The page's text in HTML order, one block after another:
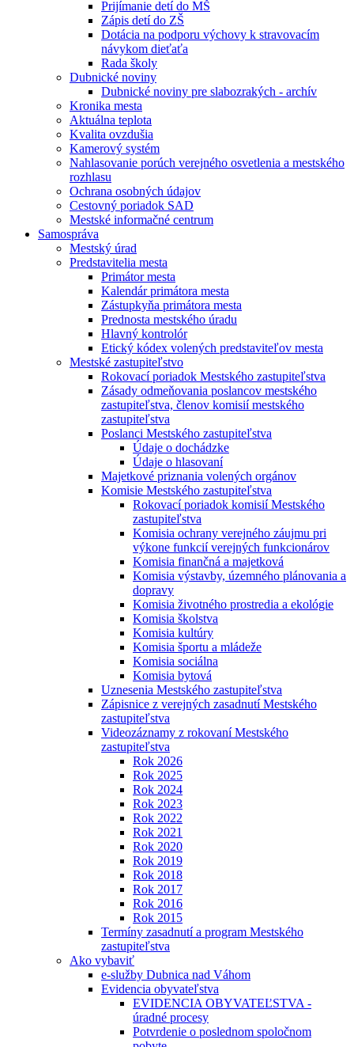
Prijímanie detí do MŠ
Zápis detí do ZŠ
Dotácia na podporu výchovy k stravovacím
návykom dieťaťa
Rada školy
Dubnické noviny
Dubnické noviny pre slabozrakých - archív
Kronika mesta
Aktuálna teplota
Kvalita ovzdušia
Kamerový systém
Nahlasovanie porúch verejného osvetlenia a mestského
rozhlasu
Ochrana osobných údajov
Cestovný poriadok SAD
Mestské informačné centrum
Samospráva
Mestský úrad
Predstavitelia mesta
Primátor mesta
Kalendár primátora mesta
Zástupkyňa primátora mesta
Prednosta mestského úradu
Hlavný kontrolór
Etický kódex volených predstaviteľov mesta
Mestské zastupiteľstvo
Rokovací poriadok Mestského zastupiteľstva
Zásady odmeňovania poslancov mestského
zastupiteľstva, členov komisií mestského
zastupiteľstva
Poslanci Mestského zastupiteľstva
Údaje o dochádzke
Údaje o hlasovaní
Majetkové priznania volených orgánov
Komisie Mestského zastupiteľstva
Rokovací poriadok komisií Mestského
zastupiteľstva
Komisia ochrany verejného záujmu pri
výkone funkcií verejných funkcionárov
Komisia finančná a majetková
Komisia výstavby, územného plánovania a
dopravy
Komisia životného prostredia a ekológie
Komisia školstva
Komisia kultúry
Komisia športu a mládeže
Komisia sociálna
Komisia bytová
Uznesenia Mestského zastupiteľstva
Zápisnice z verejných zasadnutí Mestského
zastupiteľstva
Videozáznamy z rokovaní Mestského
zastupiteľstva
Rok 2026
Rok 2025
Rok 2024
Rok 2023
Rok 2022
Rok 2021
Rok 2020
Rok 2019
Rok 2018
Rok 2017
Rok 2016
Rok 2015
Termíny zasadnutí a program Mestského
zastupiteľstva
Ako vybaviť
e-služby Dubnica nad Váhom
Evidencia obyvateľstva
EVIDENCIA OBYVATEĽSTVA -
úradné procesy
Potvrdenie o poslednom spoločnom